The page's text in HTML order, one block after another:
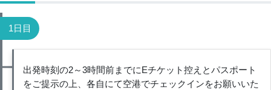
1日目
出発時刻の2～3時間前までにEチケット控えとパスポート
をご提示の上、各自にて空港でチェックインをお願いいた